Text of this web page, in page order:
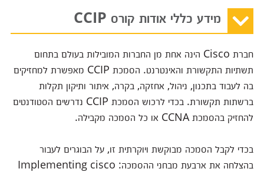
מידע כללי אודות קורס CCIP
חברת Cisco הינה אחת מן החברות המובילות בעולם בתחום
תשתיות התקשורת והאינטרנט. הסמכת CCIP מאפשרת למחזיקים
בה לעבוד בתכנון, ניהול, אחזקה, בקרה, איתור ותיקון תקלות
ברשתות תקשורת. בכדי לרכוש הסמכת CCIP נדרשים הסטודנטים
להחזיק בהסמכת CCNA או כל הסמכה מקבילה.
בכדי לקבל הסמכה מבוקשת ויוקרתית זו, על הבוגרים לעבור
בהצלחה את ארבעת מבחני ההסמכה: Implementing cisco